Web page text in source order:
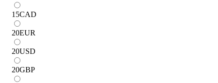
15CAD
20EUR
20USD
20GBP